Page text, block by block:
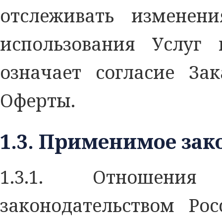
отслеживать
использования
означает согласие
Оферты.
1.3. Применимое
1.3.1. Отношения
законодательством